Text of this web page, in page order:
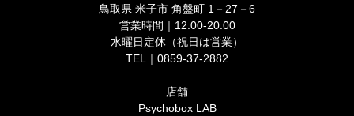
鳥取県 米子市 角盤町 1－27－6
営業時間｜12:00-20:00
水曜日定休（祝日は営業）
TEL｜0859-37-2882
店舗
Psychobox LAB